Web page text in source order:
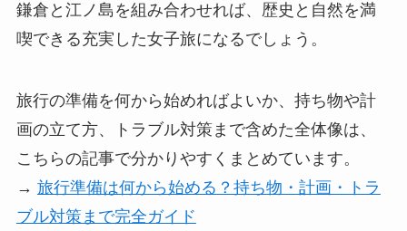
鎌倉と江ノ島を組み合わせれば、歴史と自然を満
喫できる充実した女子旅になるでしょう。
旅行の準備を何から始めればよいか、持ち物や計
画の立て方、トラブル対策まで含めた全体像は、
こちらの記事で分かりやすくまとめています。
→ 旅行準備は何から始める？持ち物・計画・トラ
ブル対策まで完全ガイド